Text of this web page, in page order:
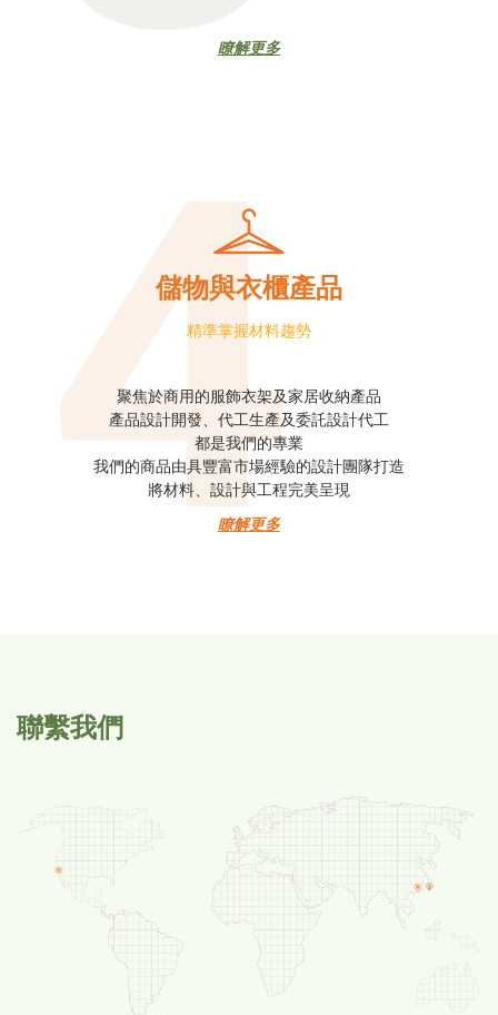
瞭解更多
儲物與衣櫃產品
精準掌握材料趨勢
聚焦於商用的服飾衣架及家居收納產品
產品設計開發、代工生產及委託設計代工
都是我們的專業
我們的商品由具豐富市場經驗的設計團隊打造
將材料、設計與工程完美呈現
瞭解更多
聯繫我們